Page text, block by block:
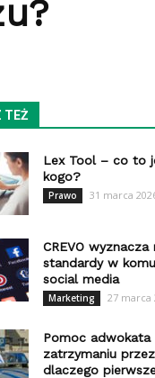
TEŻ
Lex Tool – co to
kogo?
Prawo 31 marca
CREVO wyznacza
standardy w
social media
Marketing 27 marca
Pomoc adwokata
zatrzymaniu
dlaczego